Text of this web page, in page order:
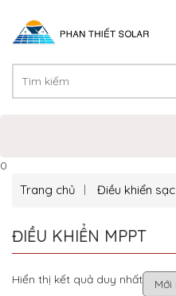
0
Trang chủ Điều khiển sạc
ĐIỀU KHIỂN MPPT
Hiển thị kết quả duy nhất